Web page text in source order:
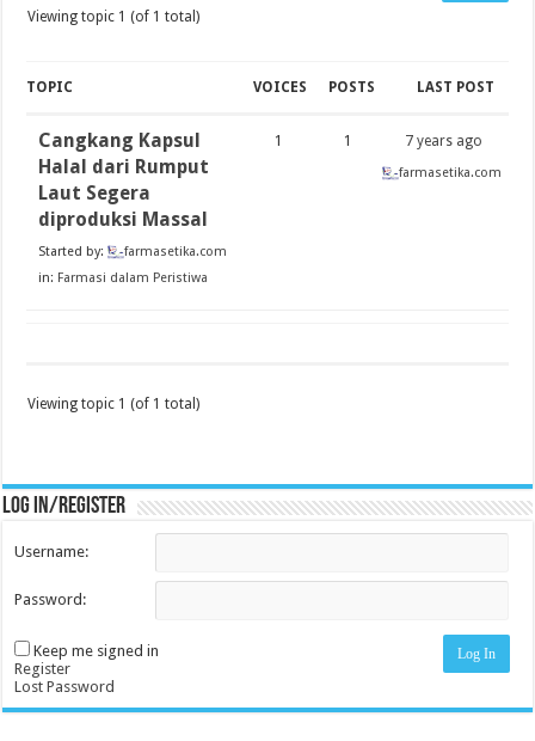
Viewing topic 1 (of 1 total)
TOPIC VOICES POSTS LAST POST
Cangkang Kapsul
Halal dari Rumput
Laut Segera
diproduksi Massal
Started by:
farmasetika.com
in: Farmasi dalam Peristiwa
1 1 7 years ago
farmasetika.com
Viewing topic 1 (of 1 total)
Log in/register
Username:
Password:
Keep me signed in Log In
Register
Lost Password